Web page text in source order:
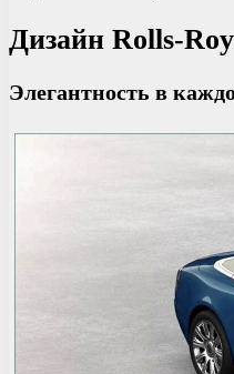
Дизайн Rolls-
Элегантность в